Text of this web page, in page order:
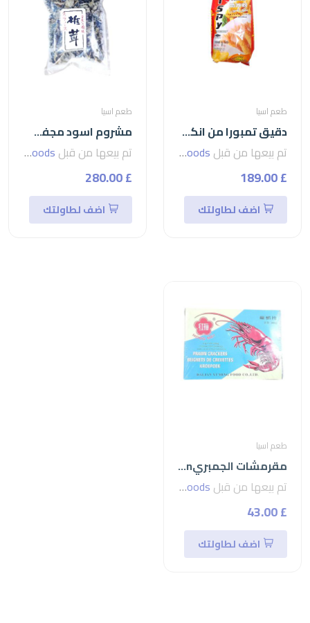
طعم اسيا
دقيق تمبورا من انكل بارنز-1كجمtempura
تم بيعها من قبل seven foods
£ 189.00
اضف لطاولتك
طعم اسيا
مشروم اسود مجفف-100جمmushrom
تم بيعها من قبل seven foods
£ 280.00
اضف لطاولتك
طعم اسيا
مقرمشات الجمبريprawn
تم بيعها من قبل seven foods
£ 43.00
اضف لطاولتك